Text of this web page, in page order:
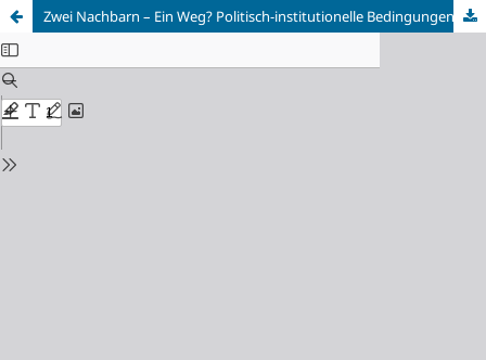
Zwei Nachbarn – Ein Weg? Politisch-institutionelle Bedingungen der Steuerpolitik in Deutschland und Österreich